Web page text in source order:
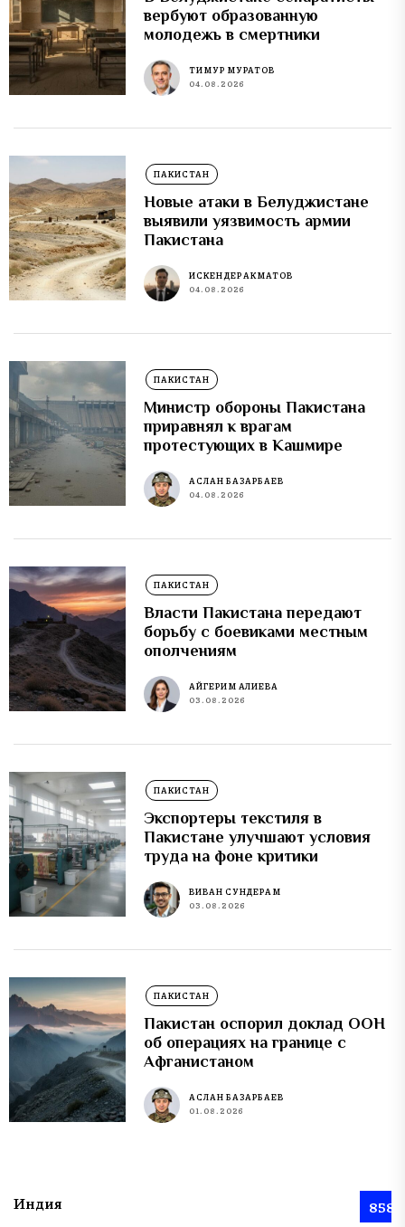
вербуют образованную
молодежь в смертники
ТИМУР МУРАТОВ
04.08.2026
ПАКИСТАН
Новые атаки в Белуджистане
выявили уязвимость армии
Пакистана
ИСКЕНДЕР АКМАТОВ
04.08.2026
ПАКИСТАН
Министр обороны Пакистана
приравнял к врагам
протестующих в Кашмире
АСЛАН БАЗАРБАЕВ
04.08.2026
ПАКИСТАН
Власти Пакистана передают
борьбу с боевиками местным
ополчениям
АЙГЕРИМ АЛИЕВА
03.08.2026
ПАКИСТАН
Экспортеры текстиля в
Пакистане улучшают условия
труда на фоне критики
ВИВАН СУНДЕРАМ
03.08.2026
ПАКИСТАН
Пакистан оспорил доклад ООН
об операциях на границе с
Афганистаном
АСЛАН БАЗАРБАЕВ
01.08.2026
Индия 858